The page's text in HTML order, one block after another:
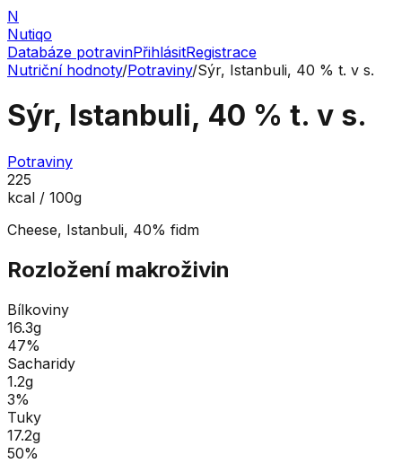
N
Nutiqo
Databáze potravinPřihlásitRegistrace
Nutriční hodnoty/Potraviny/Sýr, Istanbuli, 40 % t. v s.
Sýr, Istanbuli, 40 % t. v s.
Potraviny
225
kcal / 100g
Cheese, Istanbuli, 40% fidm
Rozložení makroživin
Bílkoviny
16.3g
47%
Sacharidy
1.2g
3%
Tuky
17.2g
50%